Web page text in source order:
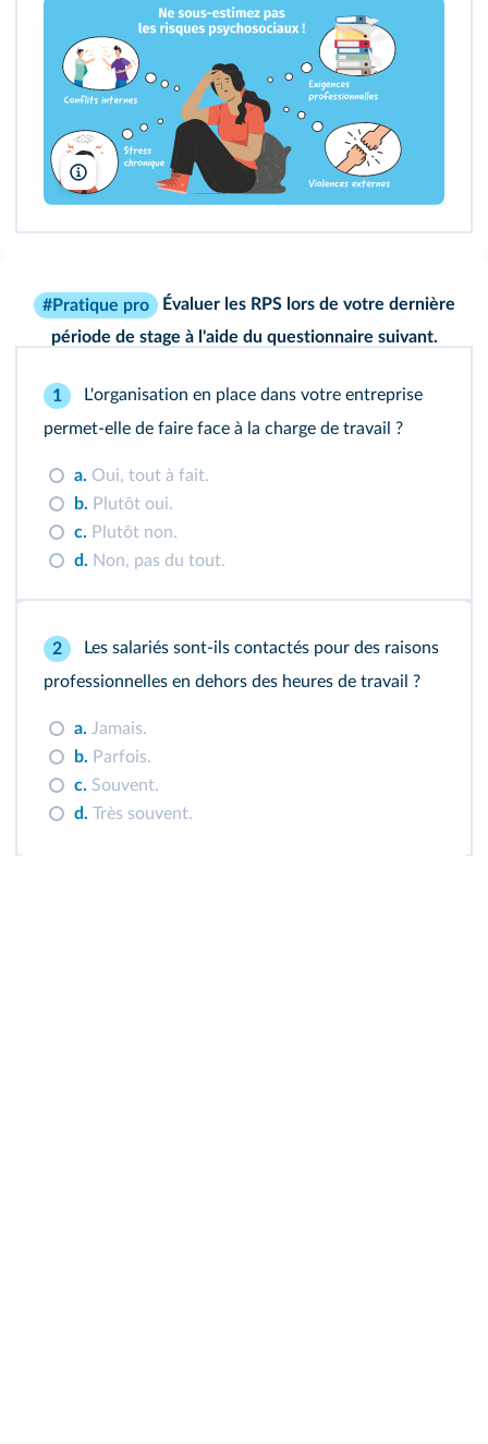
Lelivrescolaire.fr
#Pratique pro
Évaluer les RPS lors de votre dernière
période de stage à l'aide du questionnaire suivant.
1
L'organisation en place dans votre entreprise
permet-elle de faire face à la charge de travail ?
a. Oui, tout à fait.
b. Plutôt oui.
c. Plutôt non.
d. Non, pas du tout.
2
Les salariés sont-ils contactés pour des raisons
professionnelles en dehors des heures de travail ?
a. Jamais.
b. Parfois.
c. Souvent.
d. Très souvent.